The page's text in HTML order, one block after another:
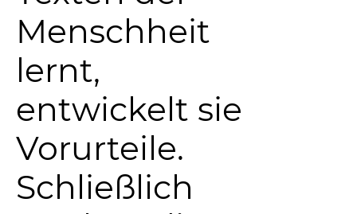
Menschheit
lernt,
entwickelt sie
Vorurteile.
Schließlich